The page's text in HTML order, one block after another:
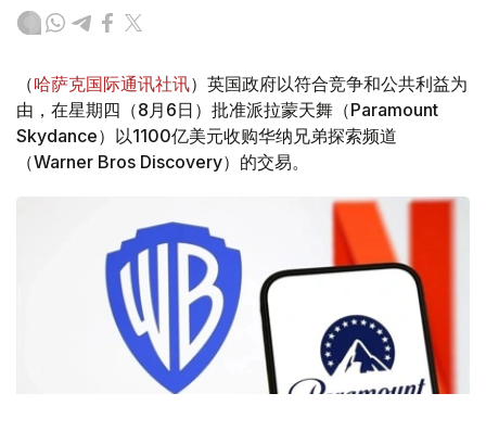
（哈萨克国际通讯社讯）英国政府以符合竞争和公共利益为
由，在星期四（8月6日）批准派拉蒙天舞（Paramount
Skydance）以1100亿美元收购华纳兄弟探索频道
（Warner Bros Discovery）的交易。